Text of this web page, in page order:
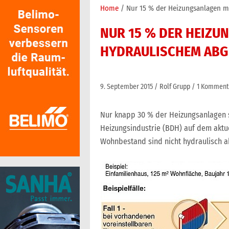
Home Nur 15 % der Heizungsanlagen
NUR 15 % DER
HYDRAULISCHEM
9. September 2015 Rolf Grupp 1
Nur knapp 30 % der
Heizungsindustrie (BDH) auf dem
Wohnbestand sind nicht hydraulisch